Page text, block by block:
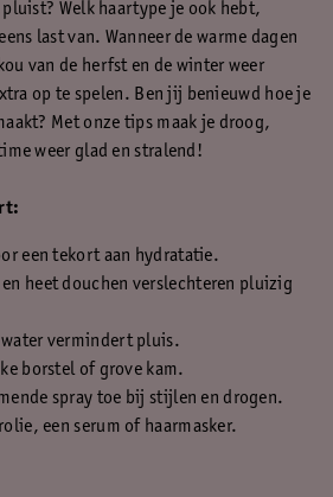
Welk haartype je ook hebt,
last van. Wanneer de warme dagen
van de herfst en de winter weer
op te spelen. Ben jij benieuwd hoe je
Met onze tips maak je droog,
weer glad en stralend!
een tekort aan hydratatie.
heet douchen verslechteren pluizig
vermindert pluis.
borstel of grove kam.
spray toe bij stijlen en drogen.
een serum of haarmasker.